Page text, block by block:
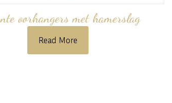
oorhangers met hamerslag
Read More